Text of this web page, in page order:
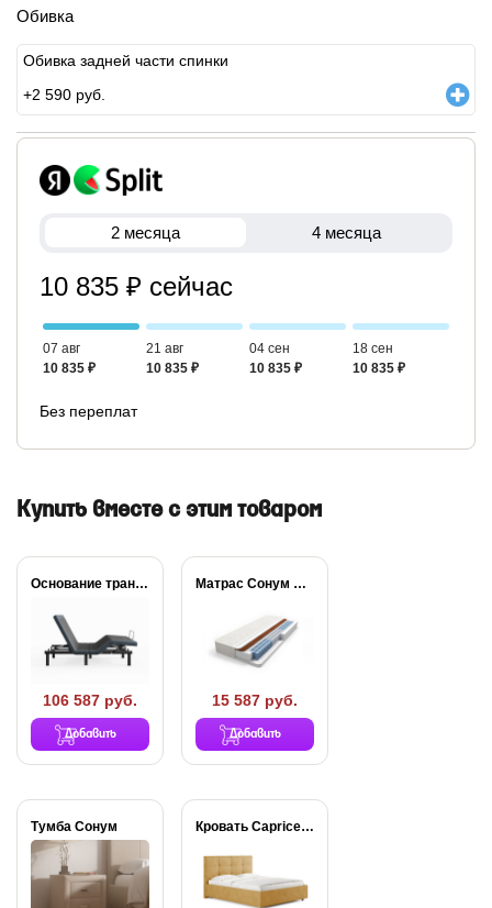
Обивка
Обивка задней части спинки
+2 590 руб.
2 месяца 4 месяца
10 835 ₽ сейчас
07 авг
10 835 ₽
21 авг
10 835 ₽
04 сен
10 835 ₽
18 сен
10 835 ₽
Без переплат
Купить вместе с этим товаром
Основание трансформируемое Aquarius
106 587 руб.
Добавить
Матрас Сонум Balance...
15 587 руб.
Добавить
Тумба Сонум Кровать Caprice с...